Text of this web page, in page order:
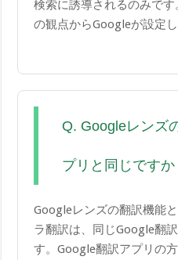
検索に誘導されるのみで
の観点からGoogleが設定
Q. Googleレンズ
プリと同じですか
Googleレンズの翻訳機能
ラ翻訳は、同じGoogle翻
す。Google翻訳アプリの